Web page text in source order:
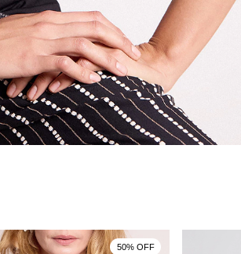
50% OFF